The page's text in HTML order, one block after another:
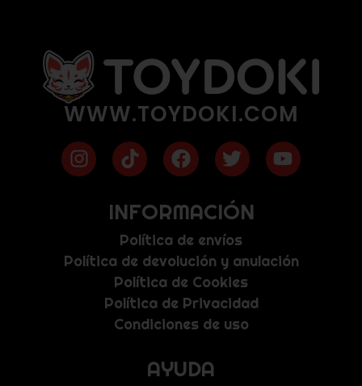
WWW.TOYDOKI.COM
INFORMACIÓN
Política de envíos
Política de devolución y anulación
Política de Cookies
Política de Privacidad
Condiciones de uso
AYUDA